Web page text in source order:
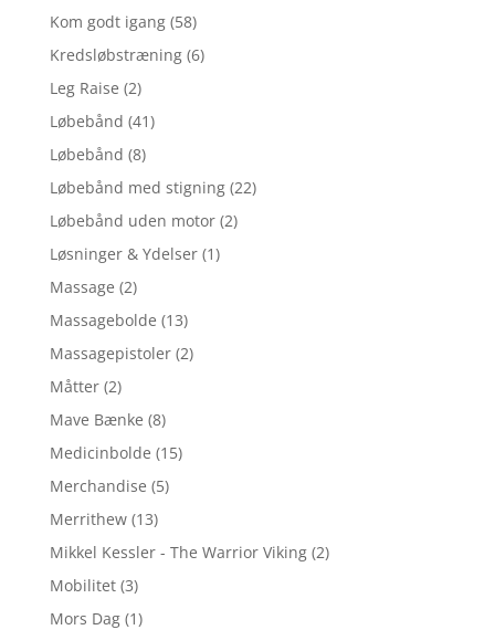
Kom godt igang (58)
Kredsløbstræning (6)
Leg Raise (2)
Løbebånd (41)
Løbebånd (8)
Løbebånd med stigning (22)
Løbebånd uden motor (2)
Løsninger & Ydelser (1)
Massage (2)
Massagebolde (13)
Massagepistoler (2)
Måtter (2)
Mave Bænke (8)
Medicinbolde (15)
Merchandise (5)
Merrithew (13)
Mikkel Kessler - The Warrior Viking (2)
Mobilitet (3)
Mors Dag (1)